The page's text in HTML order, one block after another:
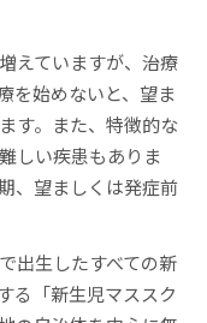
えていますが、治療
を始めないと、望ま
す。また、特徴的な
しい疾患もありま
、望ましくは発症前
出⽣したすべての新
る「新⽣児マススク